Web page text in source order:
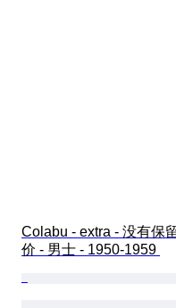
Colabu - extra - 没有保
价 - 男士 - 1950-1959